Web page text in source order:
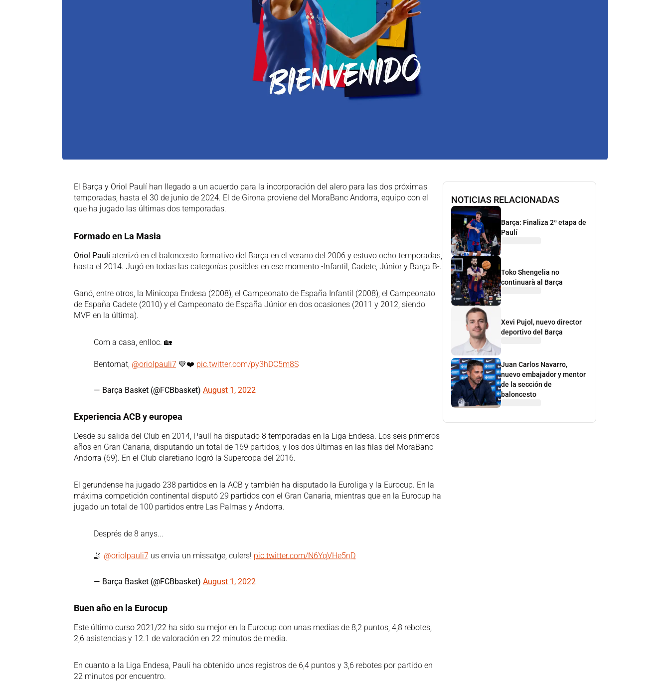
El Barça y Oriol Paulí han llegado a un acuerdo para la incorporación del alero para las dos próximas
temporadas, hasta el 30 de junio de 2024. El de Girona proviene del MoraBanc Andorra, equipo con el
que ha jugado las últimas dos temporadas.
Formado en La Masia
Oriol Paulí aterrizó en el baloncesto formativo del Barça en el verano del 2006 y estuvo ocho temporadas,
hasta el 2014. Jugó en todas las categorías posibles en ese momento -Infantil, Cadete, Júnior y Barça B-.
Ganó, entre otros, la Minicopa Endesa (2008), el Campeonato de España Infantil (2008), el Campeonato
de España Cadete (2010) y el Campeonato de España Júnior en dos ocasiones (2011 y 2012, siendo
MVP en la última).
Com a casa, enlloc. 🏡
Bentornat, @oriolpauli7 💙❤️ pic.twitter.com/py3hDC5m8S
— Barça Basket (@FCBbasket) August 1, 2022
Experiencia ACB y europea
Desde su salida del Club en 2014, Paulí ha disputado 8 temporadas en la Liga Endesa. Los seis primeros
años en Gran Canaria, disputando un total de 169 partidos, y los dos últimas en las filas del MoraBanc
Andorra (69). En el Club claretiano logró la Supercopa del 2016.
El gerundense ha jugado 238 partidos en la ACB y también ha disputado la Euroliga y la Eurocup. En la
máxima competición continental disputó 29 partidos con el Gran Canaria, mientras que en la Eurocup ha
jugado un total de 100 partidos entre Las Palmas y Andorra.
Després de 8 anys...
🤳 @oriolpauli7 us envia un missatge, culers! pic.twitter.com/N6YqVHe5nD
— Barça Basket (@FCBbasket) August 1, 2022
Buen año en la Eurocup
Este último curso 2021/22 ha sido su mejor en la Eurocup con unas medias de 8,2 puntos, 4,8 rebotes,
2,6 asistencias y 12.1 de valoración en 22 minutos de media.
En cuanto a la Liga Endesa, Paulí ha obtenido unos registros de 6,4 puntos y 3,6 rebotes por partido en
22 minutos por encuentro.
NOTICIAS RELACIONADAS
Barça: Finaliza 2ª etapa de
Paulí
Toko Shengelia no
continuarà al Barça
Xevi Pujol, nuevo director
deportivo del Barça
Juan Carlos Navarro,
nuevo embajador y mentor
de la sección de
baloncesto